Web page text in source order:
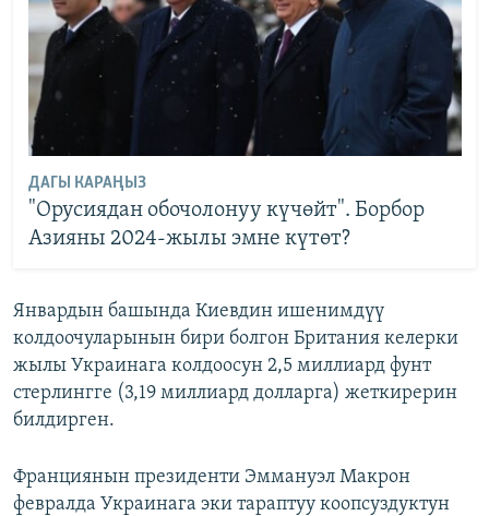
ДАГЫ КАРАҢЫЗ
"Орусиядан обочолонуу күчөйт". Борбор
Азияны 2024-жылы эмне күтөт?
Январдын башында Киевдин ишенимдүү
колдоочуларынын бири болгон Британия келерки
жылы Украинага колдоосун 2,5 миллиард фунт
стерлингге (3,19 миллиард долларга) жеткирерин
билдирген.
Франциянын президенти Эммануэл Макрон
февралда Украинага эки тараптуу коопсуздуктун